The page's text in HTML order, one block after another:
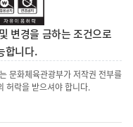
변경을 금하는 조건으로
합니다.
문화체육관광부가 저작권 전부를
허락을 받으셔야 합니다.